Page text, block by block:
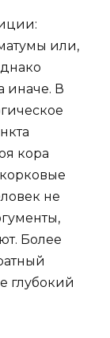
или,
иначе. В
кора
не
Более
глубокий